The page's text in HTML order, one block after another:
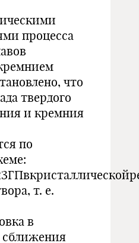
процесса
что
твердого
и кремния
по
т. е.
в
сближения